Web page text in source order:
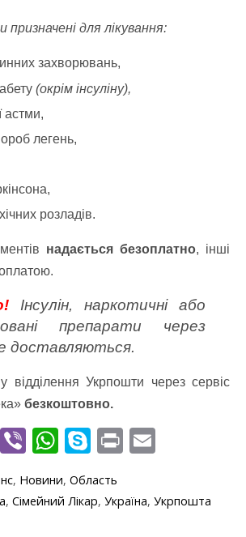
для лікування:
захворювань,
(окрім інсуліну),
астми,
легень,
розладів.
надається безоплатно, інші
Інсулін, наркотичні або
препарати через
доставляються.
відділення Укрпошти через сервіс
безкоштовно.
T
gr
Vi
er
W
at
S
y
p
Pr
t ai
, Новини, Область
, Сімейний Лікар, Україна, Укрпошта